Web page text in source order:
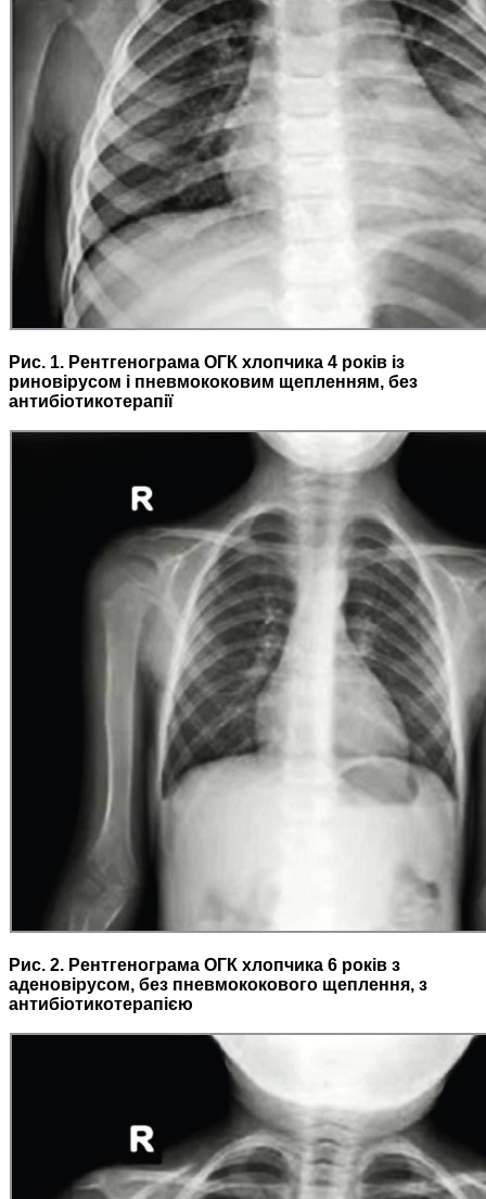
Рис. 1. Рентгенограма ОГК хлопчика 4 років із
риновірусом і пневмококовим щепленням, без
антибіотикотерапії
Рис. 2. Рентгенограма ОГК хлопчика 6 років з
аденовірусом, без пневмококового щеплення, з
антибіотикотерапією